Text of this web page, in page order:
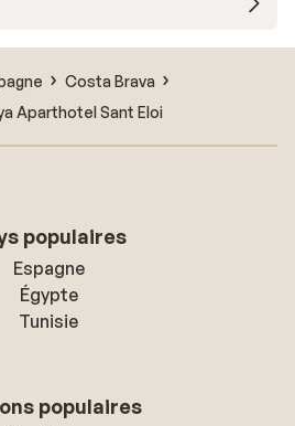
Costa Brava
Aparthotel Sant Eloi
populaires
Espagne
Égypte
Tunisie
populaires